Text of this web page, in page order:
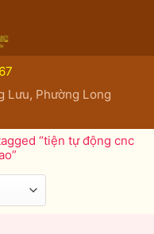
Lưu, Phường Long
“tiện tự động cnc